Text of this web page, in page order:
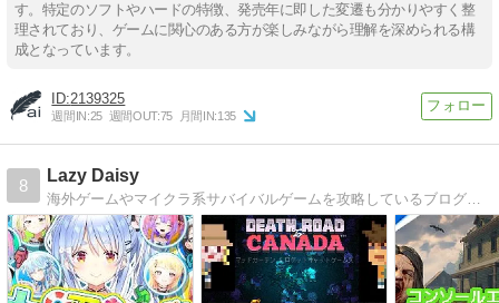
す。特定のソフトやハードの特徴、発売年に即した変遷も分かりやすく整
理されており、ゲームに関心のある方が楽しみながら理解を深められる構
成となっています。
2139325
週間IN:25 週間OUT:75 月間IN:135
8
Lazy Daisy
海外ゲームやマイクラ系サバイバルゲームを攻略しているブログです ドット絵、日本語MODあり